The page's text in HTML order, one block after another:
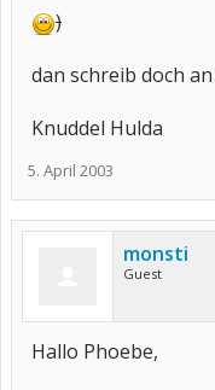
)
dan schreib doch
Knuddel Hulda
5. April 2003
monsti
Guest
Hallo Phoebe,